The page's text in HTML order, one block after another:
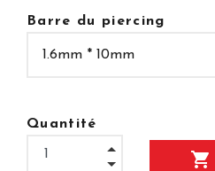
Barre du piercing
Quantité
shopping_cart